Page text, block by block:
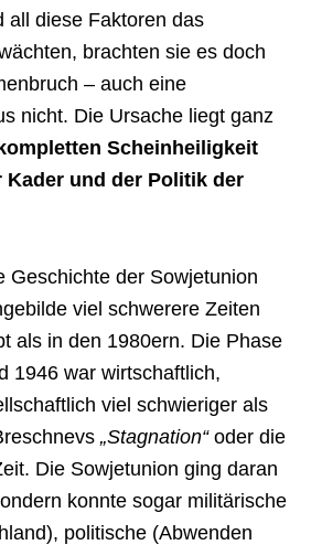
all diese Faktoren das
brachten sie es doch
– auch eine
nicht. Die Ursache liegt ganz
Scheinheiligkeit
Kader und der Politik der
Geschichte der Sowjetunion
viel schwerere Zeiten
als in den 1980ern. Die Phase
1946 war wirtschaftlich,
viel schwieriger als
„Stagnation“oder die
Die Sowjetunion ging daran
konnte sogar militärische
politische (Abwenden